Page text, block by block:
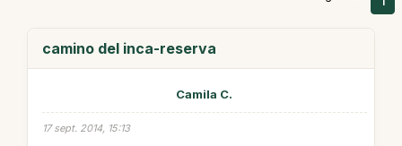
camino del inca-reserva
Camila C.
17 sept. 2014, 15:13